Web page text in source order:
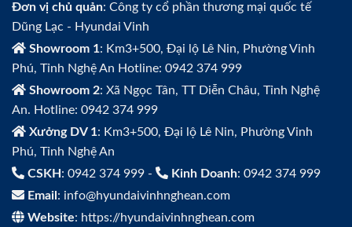
Đơn vị chủ quản: Công ty cổ phần thương mại quốc tế
Dũng Lạc - Hyundai Vinh
Showroom 1: Km3+500, Đại lộ Lê Nin, Phường Vinh
Phú, Tỉnh Nghệ An Hotline: 0942 374 999
Showroom 2: Xã Ngọc Tân, TT Diễn Châu, Tỉnh Nghệ
An. Hotline: 0942 374 999
Xưởng DV 1: Km3+500, Đại lộ Lê Nin, Phường Vinh
Phú, Tỉnh Nghệ An
CSKH : 0942 374 999 - Kinh Doanh: 0942 374 999
Email : info@hyundaivinhnghean.com
Website: https://hyundaivinhnghean.com